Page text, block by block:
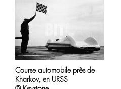
page
du
produit
Ce
a
plusieurs
Course automobile près de
Kharkov, en URSS